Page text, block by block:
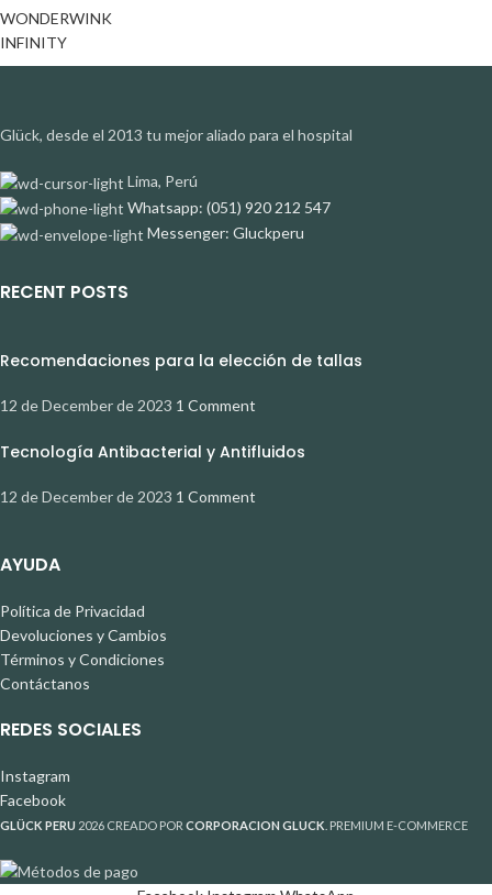
WONDERWINK
INFINITY
Glück, desde el 2013 tu mejor aliado para el hospital
Lima, Perú
Whatsapp: (051) 920 212 547
Messenger: Gluckperu
RECENT POSTS
Recomendaciones para la elección de tallas
12 de December de 2023 1 Comment
Tecnología Antibacterial y Antifluidos
12 de December de 2023 1 Comment
AYUDA
Política de Privacidad
Devoluciones y Cambios
Términos y Condiciones
Contáctanos
REDES SOCIALES
Instagram
Facebook
GLÜCK PERU 2026 CREADO POR CORPORACION GLUCK . PREMIUM E-COMMERCE